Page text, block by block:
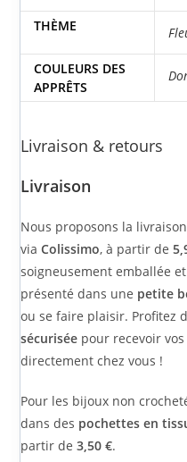
THÈME
COULEURS DES
APPRÊTS
Livraison & retours
Livraison
Nous proposons la
viaColissimo, à partir de
soigneusement emballée
présenté dans une petite
ou se faire plaisir. Profitez
sécurisée pour recevoir
directement chez vous !
Pour les bijoux non
dans des pochettes en
partir de3,50 €.